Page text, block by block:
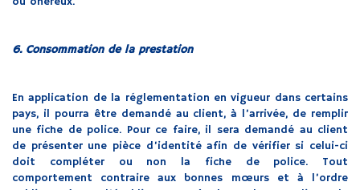
6. Consommation de la prestation
En application de la réglementation en vigueur dans certains
pays, il pourra être demandé au client, à l’arrivée, de remplir
une fiche de police. Pour ce faire, il sera demandé au client
de présenter une pièce d’identité afin de vérifier si celui-ci
doit compléter ou non la fiche de police. Tout
comportement contraire aux bonnes mœurs et à l’ordre